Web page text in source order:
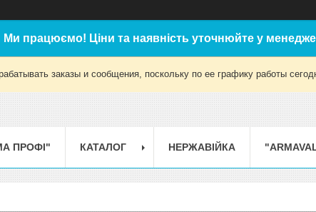
Ми працюємо! Ціни та наявність уточнюйте у
заказы и сообщения, поскольку по ее графику работы
ПРОФІ" КАТАЛОГ НЕРЖАВІЙКА